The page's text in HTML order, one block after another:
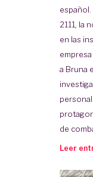
español.
2111 la
en las
a Bruna
de
Leer